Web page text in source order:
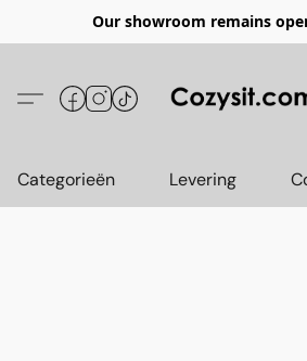
Our showroom remains
Categorieën Levering